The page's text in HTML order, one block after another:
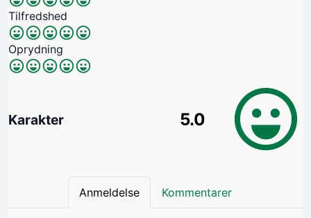
Tilfredshed
Oprydning
Karakter 5.0
Anmeldelse Kommentarer